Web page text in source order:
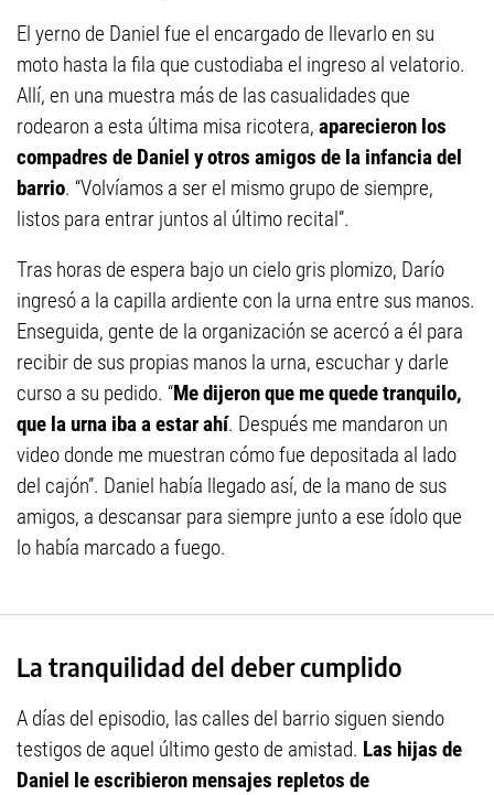
El yerno de Daniel fue el encargado de llevarlo en su
moto hasta la fila que custodiaba el ingreso al velatorio.
Allí, en una muestra más de las casualidades que
rodearon a esta última misa ricotera, aparecieron los
compadres de Daniel y otros amigos de la infancia del
barrio. “Volvíamos a ser el mismo grupo de siempre,
listos para entrar juntos al último recital”.
Tras horas de espera bajo un cielo gris plomizo, Darío
ingresó a la capilla ardiente con la urna entre sus manos.
Enseguida, gente de la organización se acercó a él para
recibir de sus propias manos la urna, escuchar y darle
curso a su pedido. “Me dijeron que me quede tranquilo,
que la urna iba a estar ahí. Después me mandaron un
video donde me muestran cómo fue depositada al lado
del cajón”. Daniel había llegado así, de la mano de sus
amigos, a descansar para siempre junto a ese ídolo que
lo había marcado a fuego.
La tranquilidad del deber cumplido
A días del episodio, las calles del barrio siguen siendo
testigos de aquel último gesto de amistad. Las hijas de
Daniel le escribieron mensajes repletos de